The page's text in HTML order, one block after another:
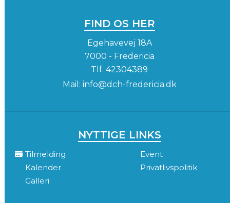
FIND OS HER
Egehavevej 18A
7000 - Fredericia
Tlf.42304389
Mail: info@dch-fredericia.dk
NYTTIGE LINKS
Tilmelding
Event
Kalender
Privatlivspolitik
Galleri